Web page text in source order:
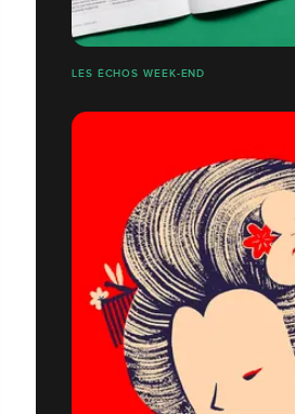
LES ÉCHOS WEEK-END